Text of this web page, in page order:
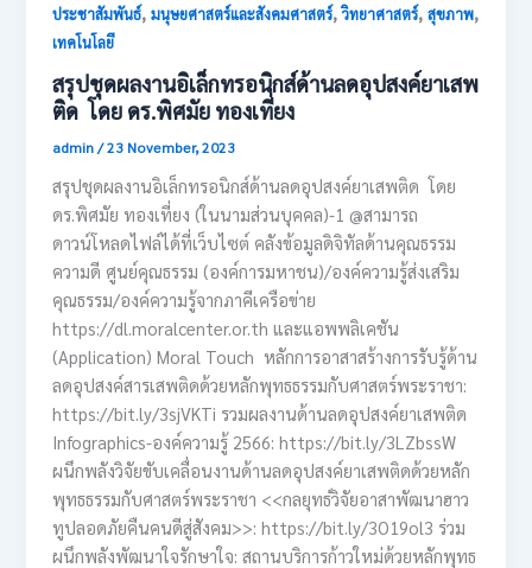
ประชาสัมพันธ์,มนุษยศาสตร์และสังคมศาสตร์,วิทยาศาสตร์,สุขภาพ,
เทคโนโลยี
สรุปชุดผลงานอิเล็กทรอนิกส์ด้านลดอุปสงค์ยาเสพ
ติด โดย ดร.พิศมัย ทองเที่ยง
admin/23 November, 2023
สรุปชุดผลงานอิเล็กทรอนิกส์ด้านลดอุปสงค์ยาเสพติด โดย
ดร.พิศมัย ทองเที่ยง (ในนามส่วนบุคคล)-1 @สามารถ
ดาวน์โหลดไฟล์ได้ที่เว็บไซต์ คลังข้อมูลดิจิทัลด้านคุณธรรม
ความดี ศูนย์คุณธรรม (องค์การมหาชน)/องค์ความรู้ส่งเสริม
คุณธรรม/องค์ความรู้จากภาคีเครือข่าย
https://dl.moralcenter.or.th และแอพพลิเคชัน
(Application) Moral Touch หลักการอาสาสร้างการรับรู้ด้าน
ลดอุปสงค์สารเสพติดด้วยหลักพุทธธรรมกับศาสตร์พระราชา:
https://bit.ly/3sjVKTi รวมผลงานด้านลดอุปสงค์ยาเสพติด
Infographics-องค์ความรู้ 2566: https://bit.ly/3LZbssW
ผนึกพลังวิจัยขับเคลื่อนงานด้านลดอุปสงค์ยาเสพติดด้วยหลัก
พุทธธรรมกับศาสตร์พระราชา <<กลยุทธ์วิจัยอาสาพัฒนาฮาว
ทูปลอดภัยคืนคนดีสู่สังคม>>: https://bit.ly/3O19ol3 ร่วม
ผนึกพลังพัฒนาใจรักษาใจ: สถานบริการก้าวใหม่ด้วยหลักพุทธ